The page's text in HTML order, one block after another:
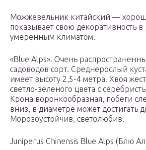
Можжевельник китайский —
показывает свою декоративность в
умеренным климатом.
«Blue Alps». Очень
садоводов сорт. Среднерослый
имеет высоту 2,5-4 метра. Хвоя
светло-зеленого цвета с
Крона воронкообразная, побеги
вниз, в диаметре может достигать
Морозоустойчив, светолюбив.
Juniperus Chinensis Blue Alps (Блю